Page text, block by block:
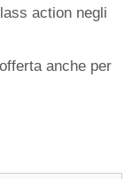
action negli
anche per